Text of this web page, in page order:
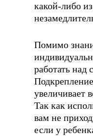
какой-либо
Помимо
работать над
увеличивает
Так как
вам не
если у